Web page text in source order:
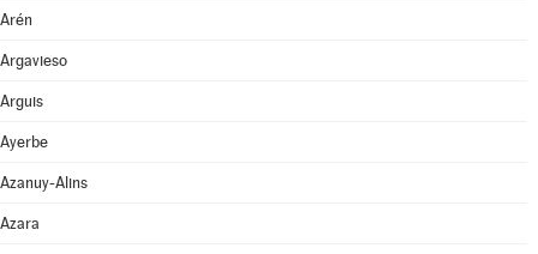
Arén
Argavieso
Arguis
Ayerbe
Azanuy-Alins
Azara